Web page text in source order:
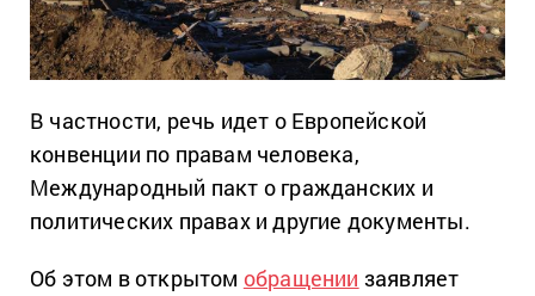
В частности, речь идет о Европейской
конвенции по правам человека,
Международный пакт о гражданских и
политических правах и другие документы.
Об этом в открытом обращении заявляет